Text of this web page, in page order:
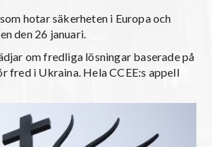
hotar säkerheten i Europa och
den 26 januari.
om fredliga lösningar baserade på
fred i Ukraina. Hela CCEE:s appell